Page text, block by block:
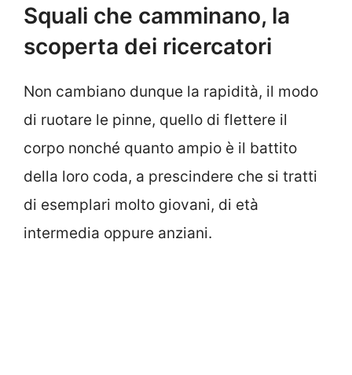
Squali che camminano, la
scoperta dei ricercatori
Non cambiano dunque la rapidità, il modo
di ruotare le pinne, quello di flettere il
corpo nonché quanto ampio è il battito
della loro coda, a prescindere che si tratti
di esemplari molto giovani, di età
intermedia oppure anziani.